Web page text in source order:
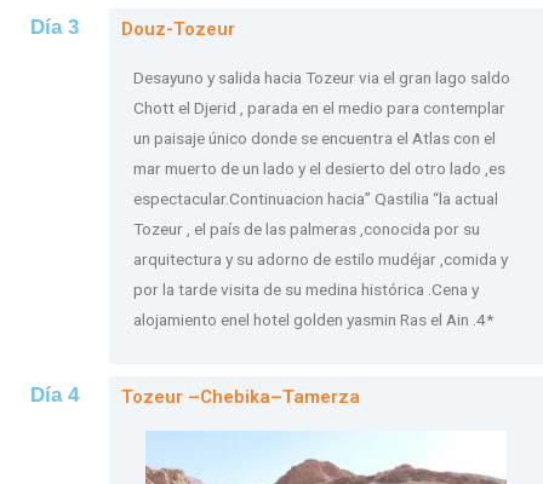
Día 3 Douz-Tozeur
Desayuno y salida hacia Tozeur via el gran lago saldo
Chott el Djerid , parada en el medio para contemplar
un paisaje único donde se encuentra el Atlas con el
mar muerto de un lado y el desierto del otro lado ,es
espectacular.Continuacion hacia” Qastilia “la actual
Tozeur , el país de las palmeras ,conocida por su
arquitectura y su adorno de estilo mudéjar ,comida y
por la tarde visita de su medina histórica .Cena y
alojamiento enel hotel golden yasmin Ras el Ain .4*
Día 4 Tozeur –Chebika–Tamerza